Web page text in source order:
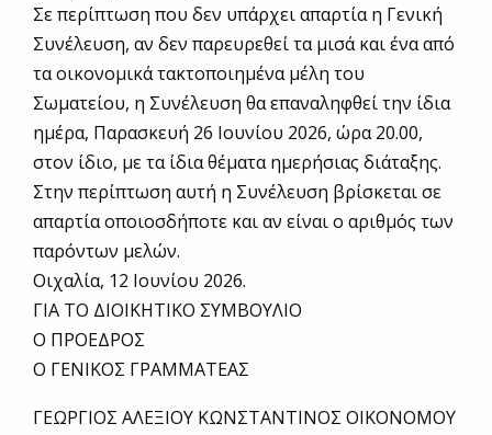
Σε περίπτωση που δεν υπάρχει απαρτία η Γενική
Συνέλευση, αν δεν παρευρεθεί τα μισά και ένα από
τα οικονομικά τακτοποιημένα μέλη του
Σωματείου, η Συνέλευση θα επαναληφθεί την ίδια
ημέρα, Παρασκευή 26 Ιουνίου 2026, ώρα 20.00,
στον ίδιο, με τα ίδια θέματα ημερήσιας διάταξης.
Στην περίπτωση αυτή η Συνέλευση βρίσκεται σε
απαρτία οποιοσδήποτε και αν είναι ο αριθμός των
παρόντων μελών.
Οιχαλία, 12 Ιουνίου 2026.
ΓΙΑ ΤΟ ΔΙΟΙΚΗΤΙΚΟ ΣΥΜΒΟΥΛΙΟ
Ο ΠΡΟΕΔΡΟΣ
Ο ΓΕΝΙΚΟΣ ΓΡΑΜΜΑΤΕΑΣ
ΓΕΩΡΓΙΟΣ ΑΛΕΞΙΟΥ ΚΩΝΣΤΑΝΤΙΝΟΣ ΟΙΚΟΝΟΜΟΥ